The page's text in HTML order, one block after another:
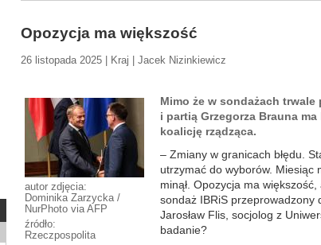
Opozycja ma większość
26 listopada 2025 | Kraj | Jacek Nizinkiewicz
autor zdjęcia:
Dominika Zarzycka /
NurPhoto via AFP
źródło:
Rzeczpospolita
Mimo że w sondażach
i partią Grzegorza Brauna
koalicję rządząca.
– Zmiany w granicach błędu.
utrzymać do wyborów. Miesiąc
minął. Opozycja ma
sondaż IBRiS przeprowadzony
Jarosław Flis, socjolog z
badanie?